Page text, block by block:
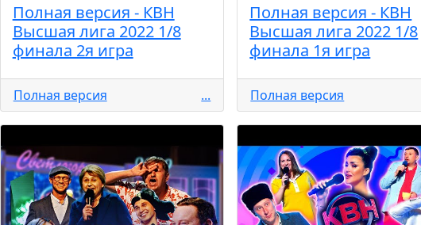
Полная версия - КВН
Высшая лига 2022 1/8
финала 2я игра
Полная версия ...
Полная версия - КВН
Высшая лига 2022 1/8
финала 1я игра
Полная версия